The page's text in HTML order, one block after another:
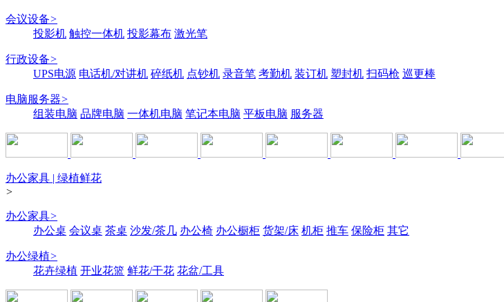
会议设备>
投影机 触控一体机 投影幕布 激光笔
行政设备>
UPS电源 电话机/对讲机 碎纸机 点钞机 录音笔 考勤机 装订机 塑封机 扫码枪 巡更棒
电脑服务器>
组装电脑 品牌电脑 一体机电脑 笔记本电脑 平板电脑 服务器
办公家具 | 绿植鲜花
>
办公家具>
办公桌 会议桌 茶桌 沙发/茶几 办公椅 办公橱柜 货架/床 机柜 推车 保险柜 其它
办公绿植>
花卉绿植 开业花篮 鲜花/干花 花盆/工具